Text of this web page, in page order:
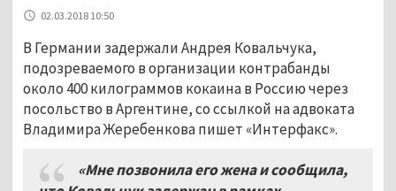
02.03.2018 10:50
В Германии задержали Андрея Ковальчука,
подозреваемого в организации контрабанды
около 400 килограммов кокаина в Россию через
посольство в Аргентине, со ссылкой на адвоката
Владимира Жеребенкова пишет «Интерфакс».
«Мне позвонила его жена и сообщила,